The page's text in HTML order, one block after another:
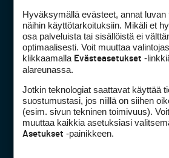
Golfpiste
Golfpisteen
DSA
Asiakaspalvelu
Hyväksymällä evästeet, annat
näihin käyttötarkoituksiin. Mikäli et
osa palveluista tai sisällöistä ei
optimaalisesti. Voit muuttaa
klikkaamalla Evästeasetukset -
alareunassa.
Jotkin teknologiat saattavat käyttää
suostumustasi, jos niillä on siihen
(esim. sivun tekninen toimivuus).
muuttaa kaikkia asetuksiasi
Asetukset -painikkeen.